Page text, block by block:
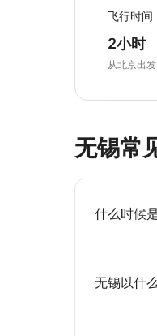
飞行时间
2小时
从北京出发
无锡常
什么时候
无锡以什